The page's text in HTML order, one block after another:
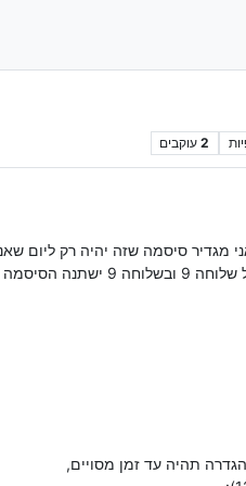
2 עוקבים
מגדיר סיסמה שזה יהיה רק ליום